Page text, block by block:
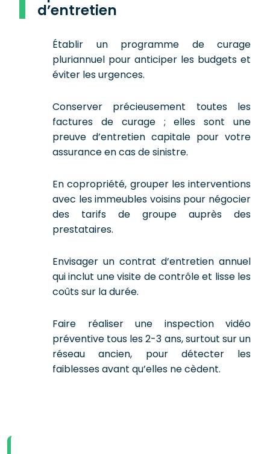
d’entretien
Établir un programme de curage
pluriannuel pour anticiper les budgets et
éviter les urgences.
Conserver précieusement toutes les
factures de curage ; elles sont une
preuve d’entretien capitale pour votre
assurance en cas de sinistre.
En copropriété, grouper les interventions
avec les immeubles voisins pour négocier
des tarifs de groupe auprès des
prestataires.
Envisager un contrat d’entretien annuel
qui inclut une visite de contrôle et lisse les
coûts sur la durée.
Faire réaliser une inspection vidéo
préventive tous les 2-3 ans, surtout sur un
réseau ancien, pour détecter les
faiblesses avant qu’elles ne cèdent.